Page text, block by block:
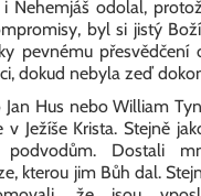
i Nehemjáš odolal,
byl si jistý
pevnému přesvědčení
dokud nebyla zeď
Hus nebo William
Ježíše Krista. Stejně
podvodům. Dostali
kterou jim Bůh dal.